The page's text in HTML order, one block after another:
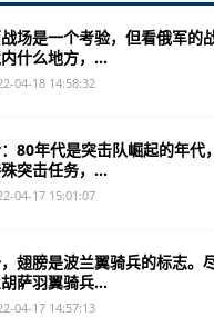
场是一个考验，但看俄军的
什么地方，...
04-18 14:58:32
80年代是突击队崛起的年代
突击任务，...
04-17 15:01:07
翅膀是波兰翼骑兵的标志。
萨羽翼骑兵...
04-17 14:57:13